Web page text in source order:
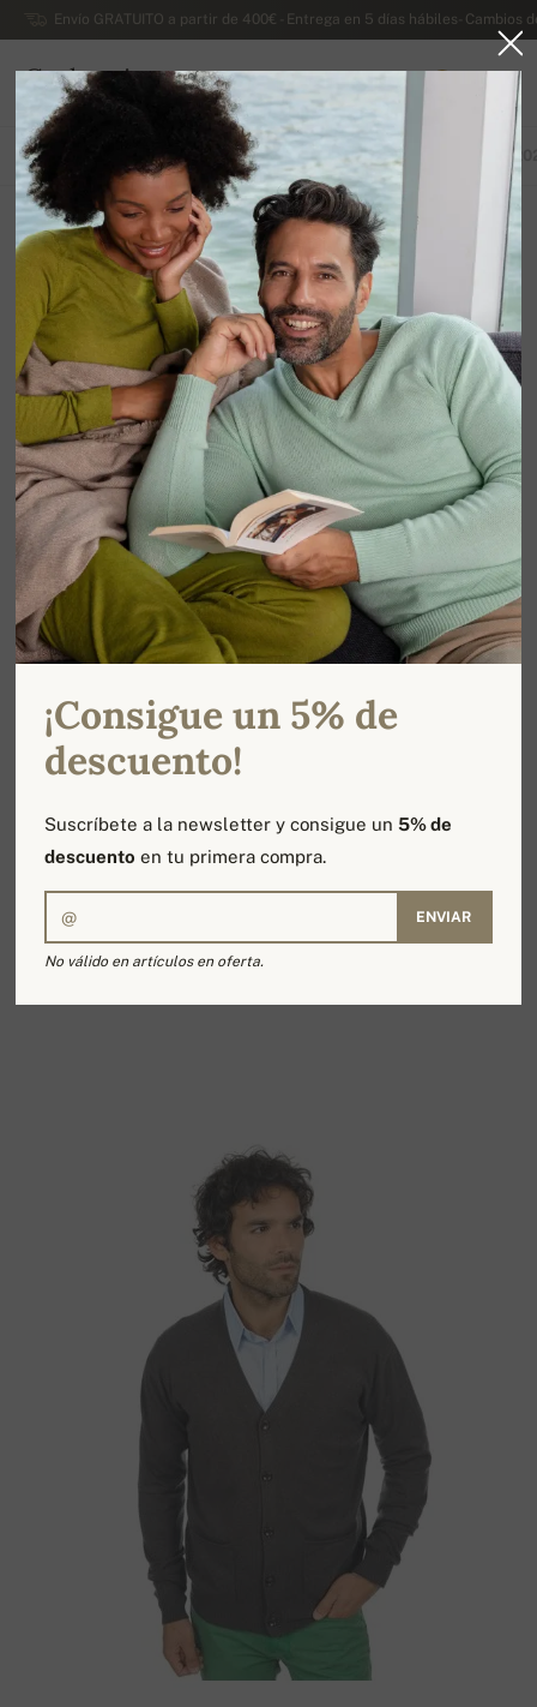
Envío GRATUITO a partir de 400€ - Entrega en 5 días hábiles- Cambios
Cachemira
ESPAÑA
Con botones
Ordenar por Filtro
TODOS LOS PRODUCTOS PRIMAVERA / VERANO EXCLUSIVA
¡Consigue un 5% de
descuento!
Suscríbete a la newsletter y consigue un5% de
descuento en tu primera compra.
ENVIAR
No válido en artículos en oferta.